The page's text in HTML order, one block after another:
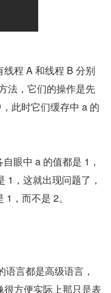
程 A 和线程 B 分别
法，它们的操作是先
此时它们缓存中 a 的
眼中 a 的值都是 1，
1，这就出现问题了，
，而不是 2。
言都是高级语言，
方便实际上那只是表